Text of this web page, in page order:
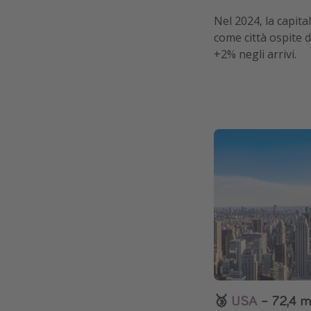
Nel 2024, la
come città ospite
+2% negli arrivi.
🥉 USA – 72,4